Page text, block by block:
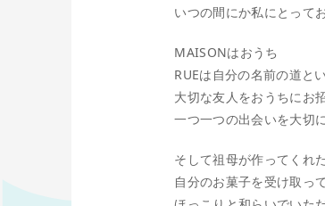
いつの間にか私にとって
MAISONはおうち
RUEは自分の名前の道と
大切な友人をおうちにお
一つ一つの出会いを大切
そして祖母が作ってくれ
自分のお菓子を受け取っ